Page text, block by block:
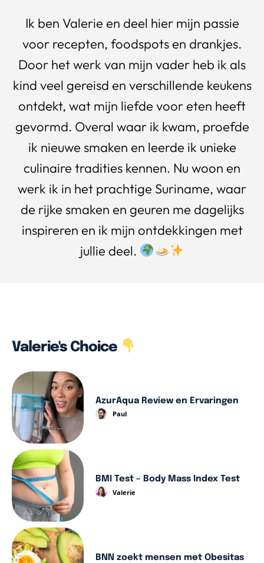
Ik ben Valerie en deel hier mijn passie
voor recepten, foodspots en drankjes.
Door het werk van mijn vader heb ik als
kind veel gereisd en verschillende keukens
ontdekt, wat mijn liefde voor eten heeft
gevormd. Overal waar ik kwam, proefde
ik nieuwe smaken en leerde ik unieke
culinaire tradities kennen. Nu woon en
werk ik in het prachtige Suriname, waar
de rijke smaken en geuren me dagelijks
inspireren en ik mijn ontdekkingen met
jullie deel.
Valerie's Choice
AzurAqua Review en Ervaringen
Paul
BMI Test – Body Mass Index Test
Valerie
BNN zoekt mensen met Obesitas